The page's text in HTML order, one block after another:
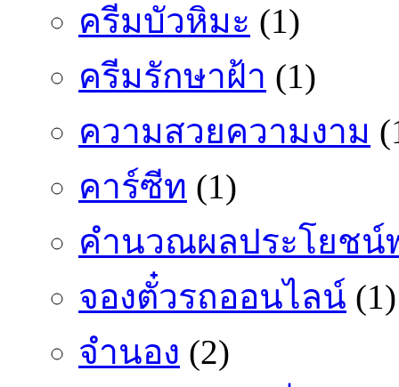
ครีมบัวหิมะ (1)
ครีมรักษาฝ้า (1)
ความสวยความงาม
คาร์ซีท (1)
คำนวณผลประโยชน์
จองตั๋วรถออนไลน์ (1)
จำนอง (2)